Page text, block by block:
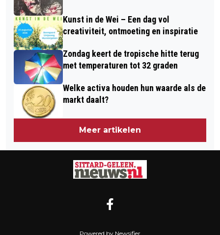
Kunst in de Wei – Een dag vol
creativiteit, ontmoeting en inspiratie
Zondag keert de tropische hitte terug
met temperaturen tot 32 graden
Welke activa houden hun waarde als de
markt daalt?
Meer artikelen
Powered by Newsifier